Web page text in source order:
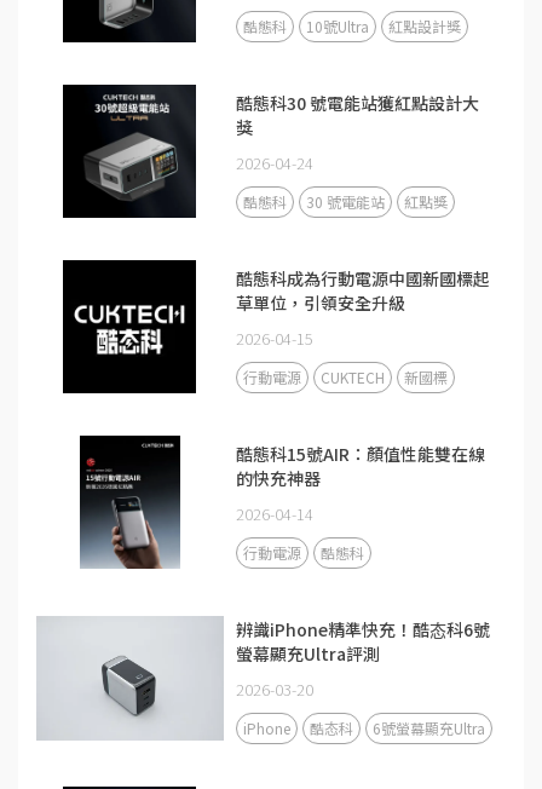
酷態科 10號Ultra 紅點設計獎
酷態科30 號電能站獲紅點設計大
獎
2026-04-24
酷態科 30 號電能站 紅點獎
酷態科成為行動電源中國新國標起
草單位，引領安全升級
2026-04-15
行動電源 CUKTECH 新國標
酷態科15號AIR：顏值性能雙在線
的快充神器
2026-04-14
行動電源 酷態科
辨識iPhone精準快充！酷态科6號
螢幕顯充Ultra評測
2026-03-20
iPhone 酷态科 6號螢幕顯充Ultra